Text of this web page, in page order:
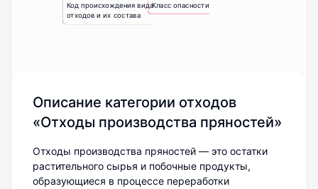
Код происхождения вида
отходов и их состава
Класс опасности
Описание категории отходов
«Отходы производства пряностей»
Отходы производства пряностей — это остатки
растительного сырья и побочные продукты,
образующиеся в процессе переработки